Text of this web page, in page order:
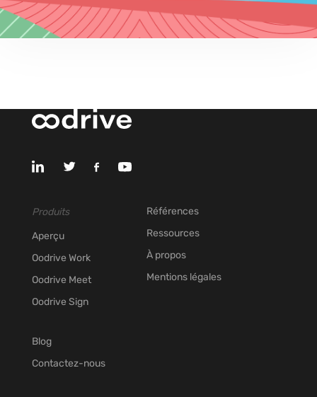
Produits
Aperçu
Oodrive Work
Oodrive Meet
Oodrive Sign
Références
Ressources
À propos
Mentions légales
Blog
Contactez-nous